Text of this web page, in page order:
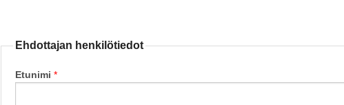
Ehdottajan henkilötiedot
Etunimi